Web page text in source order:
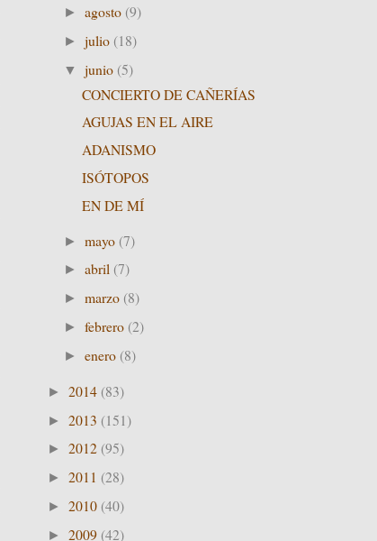
►agosto (9)
►julio (18)
▼junio (5)
CONCIERTO DE CAÑERÍAS
AGUJAS EN EL AIRE
ADANISMO
ISÓTOPOS
EN DE MÍ
►mayo (7)
►abril (7)
►marzo (8)
►febrero (2)
►enero (8)
► 2014 (83)
► 2013 (151)
► 2012 (95)
► 2011 (28)
► 2010 (40)
► 2009 (42)